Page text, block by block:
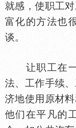
就感，使职工
富化的方法也
谈。
让职工在一
法、工作手续
济地使用原材
他们在平凡的